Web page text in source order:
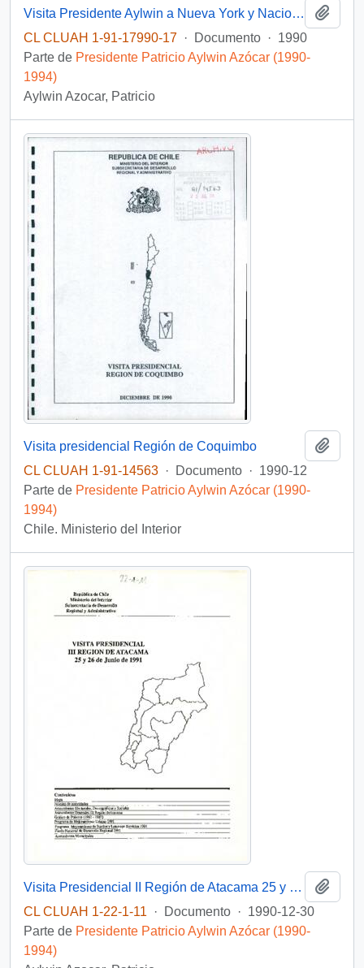
Visita Presidente Aylwin a Nueva York y Naciones Unidas "Almuerzo ofrecido a los Jefes de Estado de América Latina"
CL CLUAH 1-91-17990-17 · Documento · 1990
Parte de Presidente Patricio Aylwin Azócar (1990-
1994)
Aylwin Azocar, Patricio
Visita presidencial Región de Coquimbo
CL CLUAH 1-91-14563 · Documento · 1990-12
Parte de Presidente Patricio Aylwin Azócar (1990-
1994)
Chile. Ministerio del Interior
Visita Presidencial II Región de Atacama 25 y 26 de junio de 1991.
CL CLUAH 1-22-1-11
· Documento · 1990-12-30
Parte de Presidente Patricio Aylwin Azócar (1990-
1994)